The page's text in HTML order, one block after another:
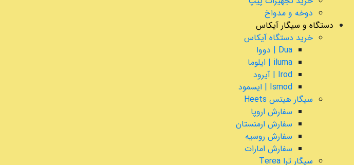
دوخه و مدواخ
دستگاه و سیگار آیکاس
خرید دستگاه آیکاس
Dua | دووا
iluma | ایلوما
Irod | آیرود
Ismod | ایسمود
سیگار هیتس Heets
سفارش اروپا
سفارش ارمنستان
سفارش روسیه
سفارش امارات
سیگار ترا Terea